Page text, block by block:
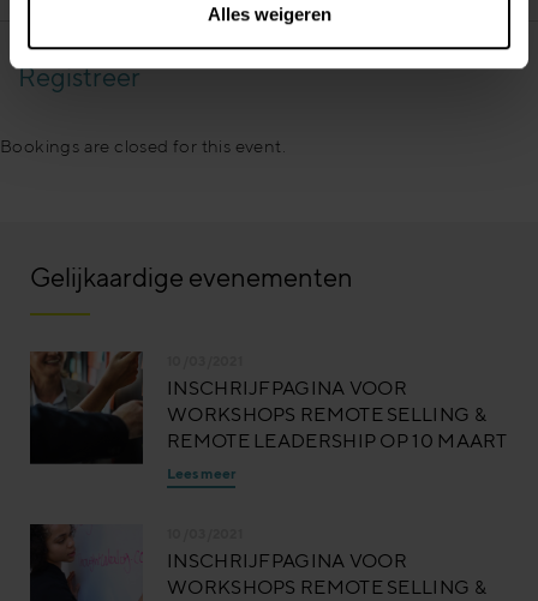
Alles weigeren
Registreer
Bookings are closed for this event.
Gelijkaardige evenementen
INSCHRIJFPAGINA VOOR
WORKSHOPS REMOTE SELLING &
REMOTE LEADERSHIP OP 10 MAART
Lees meer
INSCHRIJFPAGINA VOOR
WORKSHOPS REMOTE SELLING &